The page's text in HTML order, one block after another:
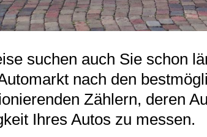
suchen auch Sie schon
nach den
Zählern, deren
Ihres Autos zu messen.